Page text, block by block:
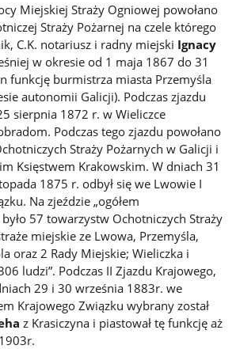
Miejskiej Straży Ogniowej powołano
Straży Pożarnej na czele którego
C.K. notariusz i radny miejski Ignacy
w okresie od 1 maja 1867 do 31
funkcję burmistrza miasta Przemyśla
autonomii Galicji). Podczas zjazdu
sierpnia 1872 r. w Wieliczce
Podczas tego zjazdu powołano
Straży Pożarnych w Galicji i
Księstwem Krakowskim. W dniach 31
1875 r. odbył się we Lwowie I
Na zjeździe „ogółem
57 towarzystw Ochotniczych Straży
miejskie ze Lwowa, Przemyśla,
oraz 2 Rady Miejskie; Wieliczka i
ludzi”. Podczas II Zjazdu Krajowego,
29 i 30 września 1883r. we
Krajowego Związku wybrany został
z Krasiczyna i piastował tę funkcję aż